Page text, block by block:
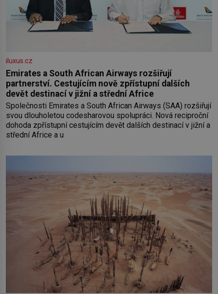
iluxus.cz
Emirates a South African Airways rozšiřují
partnerství. Cestujícím nově zpřístupní dalších
devět destinací v jižní a střední Africe
Společnosti Emirates a South African Airways (SAA) rozšiřují
svou dlouholetou codesharovou spolupráci. Nová reciproční
dohoda zpřístupní cestujícím devět dalších destinací v jižní a
střední Africe a u